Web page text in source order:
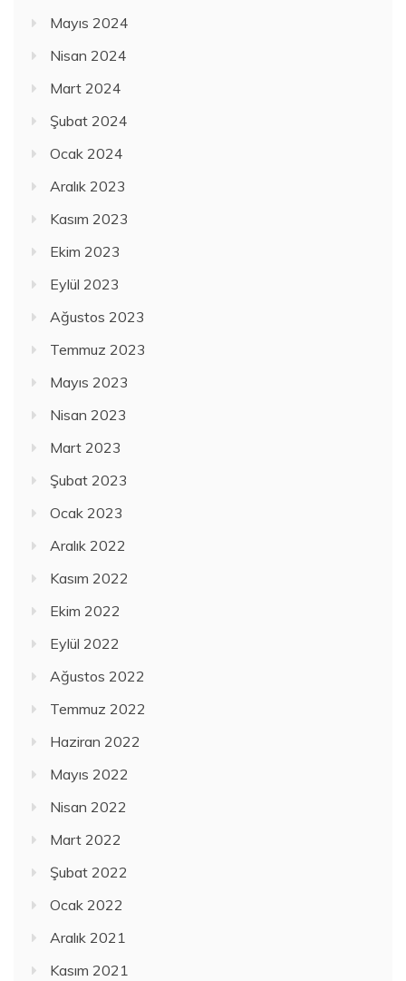
Mayıs 2024
Nisan 2024
Mart 2024
Şubat 2024
Ocak 2024
Aralık 2023
Kasım 2023
Ekim 2023
Eylül 2023
Ağustos 2023
Temmuz 2023
Mayıs 2023
Nisan 2023
Mart 2023
Şubat 2023
Ocak 2023
Aralık 2022
Kasım 2022
Ekim 2022
Eylül 2022
Ağustos 2022
Temmuz 2022
Haziran 2022
Mayıs 2022
Nisan 2022
Mart 2022
Şubat 2022
Ocak 2022
Aralık 2021
Kasım 2021